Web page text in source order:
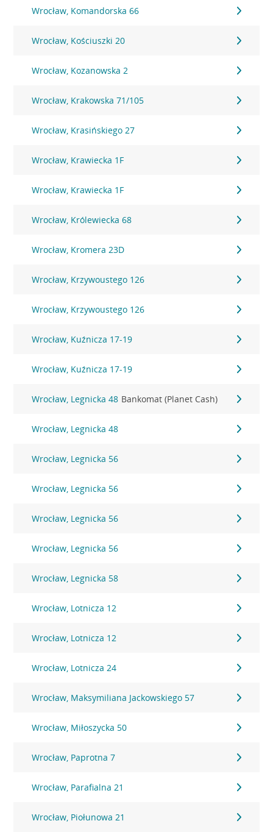
Wrocław, Komandorska 66
Wrocław, Kościuszki 20
Wrocław, Kozanowska 2
Wrocław, Krakowska 71/105
Wrocław, Krasińskiego 27
Wrocław, Krawiecka 1F
Wrocław, Krawiecka 1F
Wrocław, Królewiecka 68
Wrocław, Kromera 23D
Wrocław, Krzywoustego 126
Wrocław, Krzywoustego 126
Wrocław, Kuźnicza 17-19
Wrocław, Kuźnicza 17-19
Wrocław, Legnicka 48 Bankomat (Planet Cash)
Wrocław, Legnicka 48
Wrocław, Legnicka 56
Wrocław, Legnicka 56
Wrocław, Legnicka 56
Wrocław, Legnicka 56
Wrocław, Legnicka 58
Wrocław, Lotnicza 12
Wrocław, Lotnicza 12
Wrocław, Lotnicza 24
Wrocław, Maksymiliana Jackowskiego 57
Wrocław, Miłoszycka 50
Wrocław, Paprotna 7
Wrocław, Parafialna 21
Wrocław, Piołunowa 21